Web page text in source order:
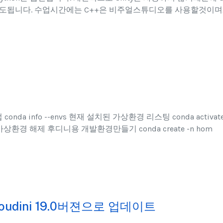
됩니다. 수업시간에는 C++은 비주얼스튜디오를 사용할것이
info --envs 현재 설치된 가상환경 리스팅 conda
환경 해제 후디니용 개발환경만들기 conda create -n hom
19.0버젼으로 업데이트